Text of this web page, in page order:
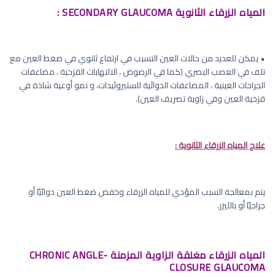
المياه الزرقاء الثانوية SECONDARY GLAUCOMA :
• يمكن للعديد من حالات العين التسبب في ارتفاع ثانوي في ضغط العين مع
تلف في العصب البصري (كما في الرضوض ، الالتهابات القزحية ، مضاعفات
الجراحات العينية ، المضاعفات الدوائية للستيروئيدات، و نمو أوعية شاذة في
قزحية العين وفي زاوية تصريف العين).
علاج المياه الزرقاء الثانوية :
يتم بمعالجة السبب المؤدي للمياه الزرقاء وخفض ضغط العين دوائيًا أو
جراحيًا أو بالليزر.
المياه الزرقاء مغلقة الزاوية المزمنة CHRONIC ANGLE-
CLOSURE GLAUCOMA